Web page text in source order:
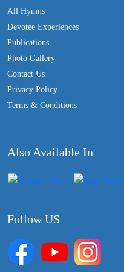
All Hymns
Devotee Experiences
Publications
Photo Gallery
Contact Us
Privacy Policy
Terms & Conditions
Also Available In
Follow US